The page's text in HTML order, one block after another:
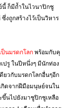
ก็มีถ้ำในไวนาปิกชู
งถูกสร้างไว้เป็นวิหาร
ป็นมรดกโลก พร้อมกับคุ
ปรู ในปีหนึ่งๆ มีนักท่อง
ยวกับมรดกโลกอื่นๆอีก
ดจากฝีมือมนุษย์จนใน
ขึ้นไปยังมาชูปิกชูเหลือ